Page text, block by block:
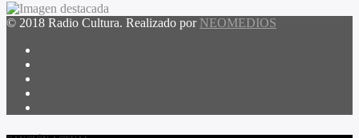
© 2018 Radio Cultura. Realizado por NEOMEDIOS